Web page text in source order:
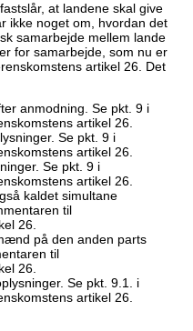
at landene skal give
ikke noget om, hvordan det
samarbejde mellem lande
for samarbejde, som nu er
artikel 26. Det
anmodning. Se pkt. 9 i
artikel 26.
Se pkt. 9 i
artikel 26.
Se pkt. 9 i
artikel 26.
kaldet simultane
til
26.
på den anden parts
til
26.
Se pkt. 9.1. i
artikel 26.